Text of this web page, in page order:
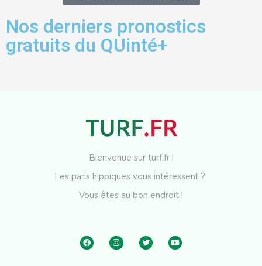
Nos derniers pronostics
gratuits du QUinté+
Bienvenue sur turf.fr !
Les paris hippiques vous intéressent ?
Vous êtes au bon endroit !